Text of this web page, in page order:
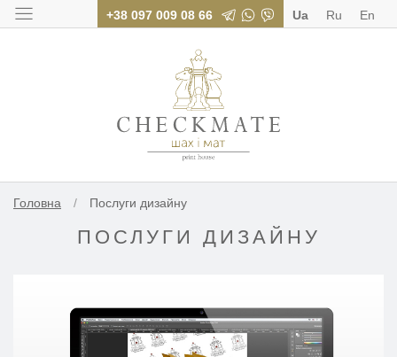
+38 097 009 08 66 Ua Ru En
Головна / Послуги дизайну
ПОСЛУГИ ДИЗАЙНУ